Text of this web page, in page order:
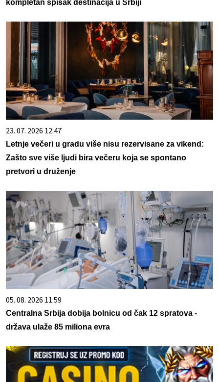
kompletan spisak destinacija u Srbiji
23. 07. 2026 12:47
Letnje večeri u gradu više nisu rezervisane za vikend:
Zašto sve više ljudi bira večeru koja se spontano
pretvori u druženje
05. 08. 2026 11:59
Centralna Srbija dobija bolnicu od čak 12 spratova -
država ulaže 85 miliona evra